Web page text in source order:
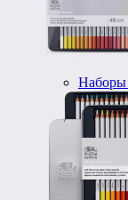
Наборы